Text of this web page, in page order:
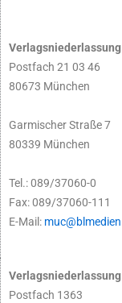
Postfach 21 03 46
80673 München
Garmischer Straße 7
80339 München
Tel.: 089/37060-0
Fax: 089/37060-111
E-Mail:
Postfach 1363